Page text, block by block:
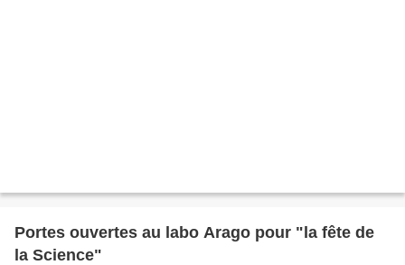
Portes ouvertes au labo Arago pour "la fête de
la Science"